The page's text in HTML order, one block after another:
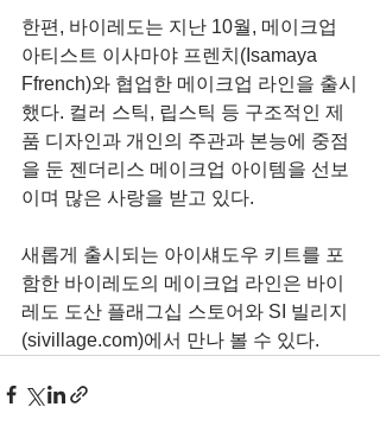
한편, 바이레도는 지난 10월, 메이크업
아티스트 이사마야 프렌치(Isamaya
Ffrench)와 협업한 메이크업 라인을 출시
했다. 컬러 스틱, 립스틱 등 구조적인 제
품 디자인과 개인의 주관과 본능에 중점
을 둔 젠더리스 메이크업 아이템을 선보
이며 많은 사랑을 받고 있다.
새롭게 출시되는 아이섀도우 키트를 포
함한 바이레도의 메이크업 라인은 바이
레도 도산 플래그십 스토어와 SI 빌리지
(sivillage.com)에서 만나 볼 수 있다.